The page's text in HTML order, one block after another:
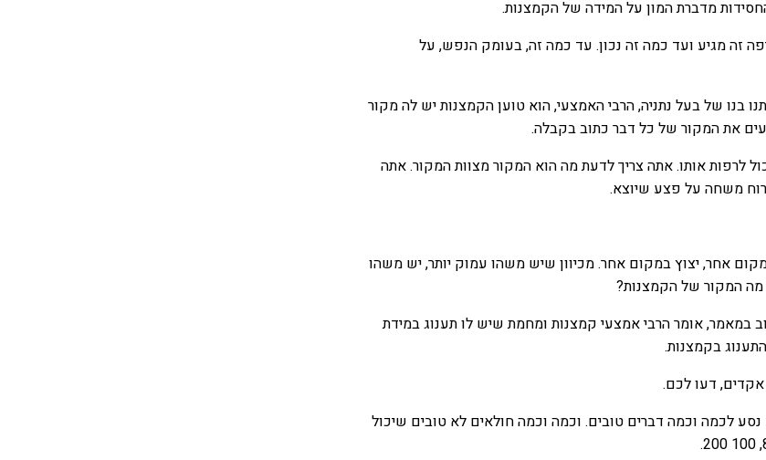
מדברת המון על המידה של הקמצנות.
זה מגיע ועד כמה זה נכון. עד כמה זה, בעומק הנפש, על
בנו של בעל נתניה, הרבי האמצעי, הוא טוען הקמצנות יש לה מקור
את המקור של כל דבר כתוב בקבלה.
לרפות אותו. אתה צריך לדעת מה הוא המקור מצוות המקור. אתה
משחה על פצע שיוצא.
אחר, יצוץ במקום אחר. מכיוון שיש משהו עמוק יותר, יש משהו
מה המקור של הקמצנות?
במאמר, אומר הרבי אמצעי קמצנות ומחמת שיש לו תענוג במידת
בקמצנות.
דעו לכם.
לכמה וכמה דברים טובים. וכמה וכמה חולאים לא טובים שיכול